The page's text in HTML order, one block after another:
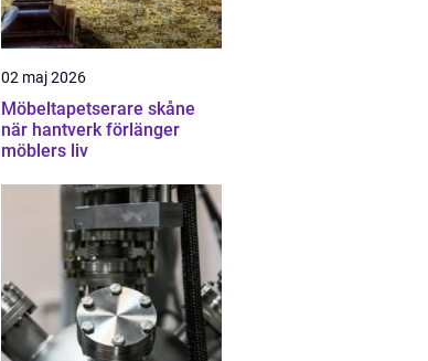
02 maj 2026
Möbeltapetserare skåne
när hantverk förlänger
möblers liv